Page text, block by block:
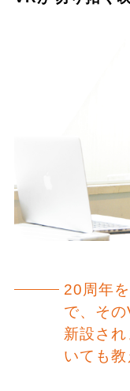
20周年
で、そ
新設さ
いても教